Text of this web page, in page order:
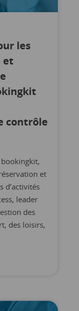
les
et
contrôle
et
d’activités
leader
des
des loisirs,